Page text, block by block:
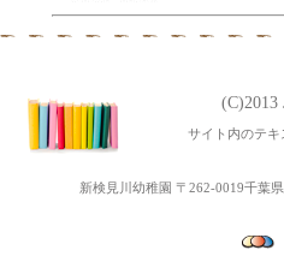
4回ぴょぴょ３Ｂベビーマ
和２年度幼児教室みっき
成31年度 第１６回～２
1回地域交流「ちびっこ夏
サイト内のテ
新検見川幼稚園 〒262-0019千葉